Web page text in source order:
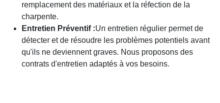
remplacement des matériaux et la réfection de la
charpente.
Entretien Préventif :Un entretien régulier permet de
détecter et de résoudre les problèmes potentiels avant
qu'ils ne deviennent graves. Nous proposons des
contrats d'entretien adaptés à vos besoins.